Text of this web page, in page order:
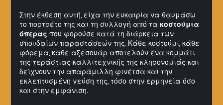
Στην έκθεση αυτή, είχα την ευκαιρία να θαυμάσω
το πορτρέτο της και τη συλλογή από τα κοστούμια
όπερας που φορούσε κατά τη διάρκεια των
σπουδαίων παραστάσεών της. Κάθε κοστούμι, κάθε
φόρεμα, κάθε αξεσουάρ αποτελούν ένα κομμάτι
της τεράστιας καλλιτεχνικής της κληρονομιάς και
δείχνουν την απαράμιλλη φινέτσα και την
εκλεπτυσμένη γεύση της, τόσο στην ερμηνεία όσο
και στην εμφάνιση.